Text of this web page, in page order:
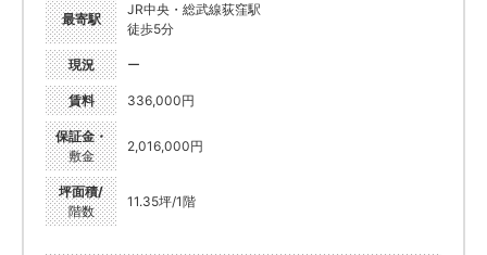
最寄駅
JR中央・総武線荻窪駅
徒歩5分
現況 ー
賃料 336,000円
保証金・
敷金
2,016,000円
坪面積/
階数
11.35坪/1階